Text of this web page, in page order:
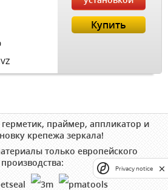
Купить
герметик, праймер, аппликатор и
крепежа зеркала!
только европейского
производства:
Privacy notice